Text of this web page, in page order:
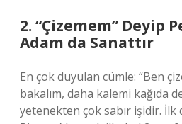
2. “Çizemem” Deyip
Adam da Sanattır
En çok duyulan cümle: “Ben
bakalım, daha kalemi kağıda
yetenekten çok sabır işidir. İlk